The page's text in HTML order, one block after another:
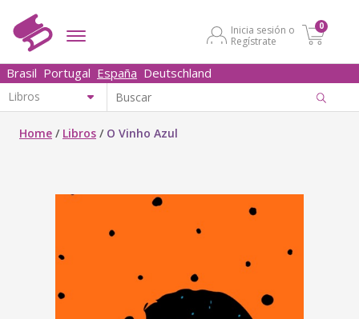
Inicia sesión o
Regístrate
0
Brasil Portugal España Deutschland
Home / Libros / O Vinho Azul